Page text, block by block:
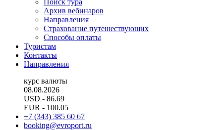
Поиск тура
Архив вебинаров
Направления
Страхование путешествующих
Способы оплаты
Туристам
Контакты
Направления
курс валюты
08.08.2026
USD - 86.69
EUR - 100.05
+7 (343) 385 60 67
booking@evroport.ru